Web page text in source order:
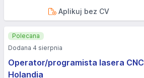
Aplikuj bez CV
Operator/programista lasera
Holandia
Polecana
Dodana 4 sierpnia